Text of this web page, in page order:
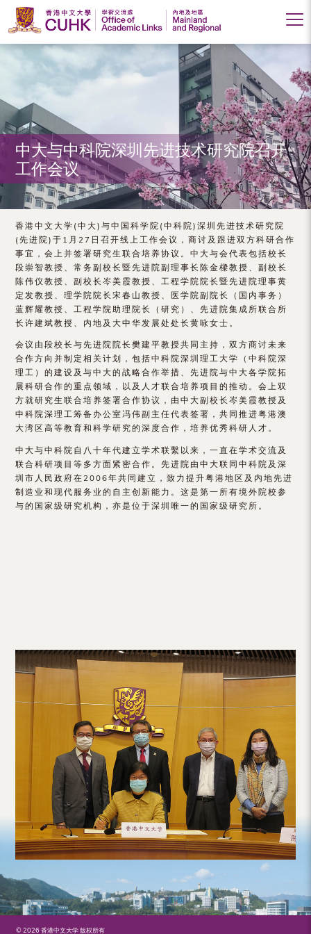
香
港
中
文
大
学
学
术
交
流
处
（内
地
及
地
区）
中大与中科院深圳先进技术研究院召开
工作会议
香港中文大学(中大)与中国科学院(中科院)深圳先进技术研究院
(先进院)于1月27日召开线上工作会议，商讨及跟进双方科研合作
事宜，会上并签署研究生联合培养协议。中大与会代表包括校长
段崇智教授、常务副校长暨先进院副理事长陈金樑教授、副校长
陈伟仪教授、副校长岑美霞教授、工程学院院长暨先进院理事黄
定发教授、理学院院长宋春山教授、医学院副院长（国内事务）
蓝辉耀教授、工程学院助理院长（研究）、先进院集成所联合所
长许建斌教授、内地及大中华发展处处长黄咏女士。
会议由段校长与先进院院长樊建平教授共同主持，双方商讨未来
合作方向并制定相关计划，包括中科院深圳理工大学（中科院深
理工）的建设及与中大的战略合作举措、先进院与中大各学院拓
展科研合作的重点领域，以及人才联合培养项目的推动。会上双
方就研究生联合培养签署合作协议，由中大副校长岑美霞教授及
中科院深理工筹备办公室冯伟副主任代表签署，共同推进粤港澳
大湾区高等教育和科学研究的深度合作，培养优秀科研人才。
中大与中科院自八十年代建立学术联繫以来，一直在学术交流及
联合科研项目等多方面紧密合作。先进院由中大联同中科院及深
圳市人民政府在2006年共同建立，致力提升粤港地区及内地先进
制造业和现代服务业的自主创新能力。这是第一所有境外院校参
与的国家级研究机构，亦是位于深圳唯一的国家级研究所。
© 2026 香港中文大学 版权所有